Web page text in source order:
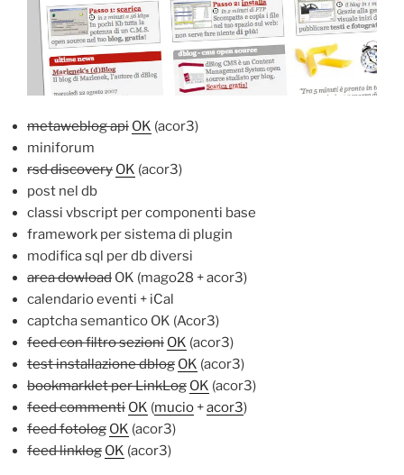
metaweblog api OK (acor3)
miniforum
rsd discovery OK (acor3)
post nel db
classi vbscript per componenti base
framework per sistema di plugin
modifica sql per db diversi
area dowload OK (mago28 + acor3)
calendario eventi + iCal
captcha semantico OK (Acor3)
feed con filtro sezioni OK (acor3)
test installazione dblog OK (acor3)
bookmarklet per LinkLog OK (acor3)
feed commenti OK (mucio +acor3)
feed fotolog OK (acor3)
feed linklog OK (acor3)